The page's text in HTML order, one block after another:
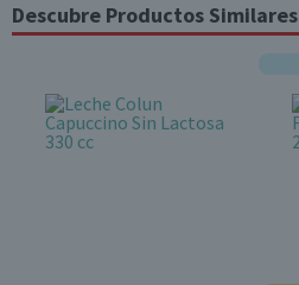
Descubre Productos Similares